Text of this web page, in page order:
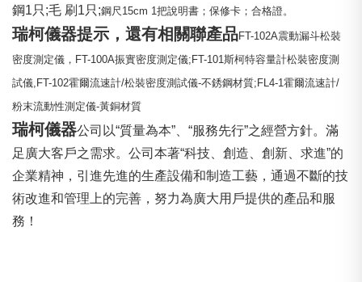
鋼1只;毛 刷1只;鋼尺 15cm 1把說明書；保修卡；合格證。
瑞柯儀器提示，還有相關聯產品FT-102A震動漏斗松裝
密度測定儀， FT-100A振實密度測定儀;FT-101斯柯特容量計松裝密度測
試儀 ,FT-102霍爾流速計/松裝密度測試儀-不銹鋼材質;FL4-1霍爾流速計/
粉末流動性測定儀-黃銅材質
瑞柯儀器公司以“質量為本”、“服務先行”之經營方針。滿
足廣大客戶之需求。公司本著“科技、創造、創新、求進”的
企業精神，引進先進的生產設備和制造工藝，通過不斷的技
術改進和管理上的完善，努力為廣大用戶提供的產品和服
務！